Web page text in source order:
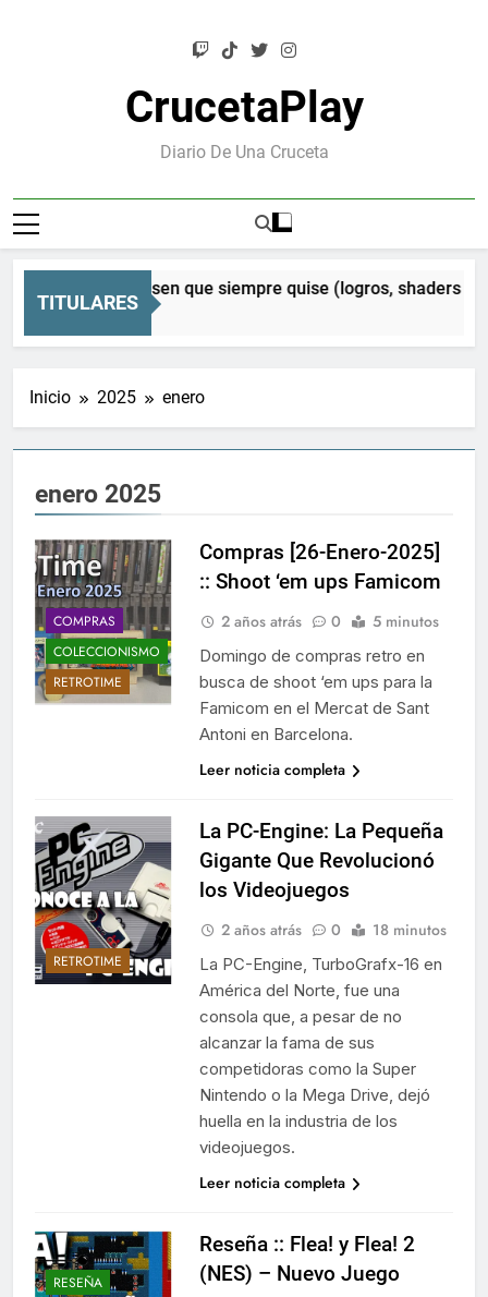
CrucetaPlay
Diario De Una Cruceta
TITULARES
Orion: el Mesen que siempre quise (logros, shaders CRT y
Inicio 2025 enero
enero 2025
COMPRAS
COLECCIONISMO
RETROTIME
Compras [26-Enero-2025]
:: Shoot ‘em ups Famicom
2 años atrás 0 5 minutos
Domingo de compras retro en
busca de shoot ‘em ups para la
Famicom en el Mercat de Sant
Antoni en Barcelona.
Leer noticia completa
RETROTIME
La PC-Engine: La Pequeña
Gigante Que Revolucionó
los Videojuegos
2 años atrás 0 18 minutos
La PC-Engine, TurboGrafx-16 en
América del Norte, fue una
consola que, a pesar de no
alcanzar la fama de sus
competidoras como la Super
Nintendo o la Mega Drive, dejó
huella en la industria de los
videojuegos.
Leer noticia completa
RESEÑA
Reseña :: Flea! y Flea! 2
(NES) – Nuevo Juego